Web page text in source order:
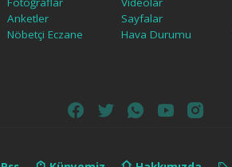
Anketler
Sayfalar
Nöbetçi Eczane
Hava Durumu